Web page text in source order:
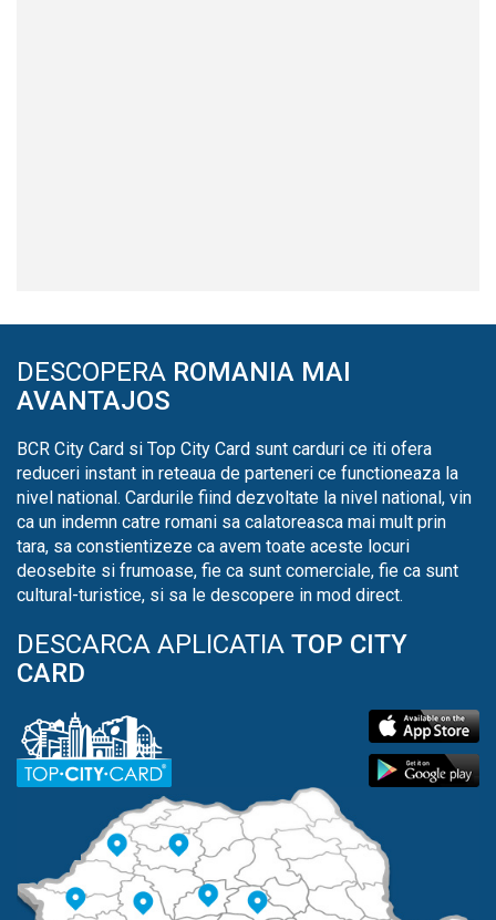
DESCOPERA ROMANIA MAI
AVANTAJOS
BCR City Card si Top City Card sunt carduri ce iti ofera
reduceri instant in reteaua de parteneri ce functioneaza la
nivel national. Cardurile fiind dezvoltate la nivel national, vin
ca un indemn catre romani sa calatoreasca mai mult prin
tara, sa constientizeze ca avem toate aceste locuri
deosebite si frumoase, fie ca sunt comerciale, fie ca sunt
cultural-turistice, si sa le descopere in mod direct.
DESCARCA APLICATIA TOP CITY
CARD